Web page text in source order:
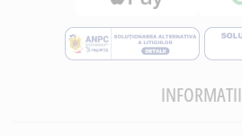
INFORMATII